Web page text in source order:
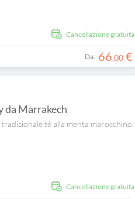
Cancellazione gratuita
Da: 66,00 €
da Marrakech
tè alla menta marocchino.
Cancellazione gratuita